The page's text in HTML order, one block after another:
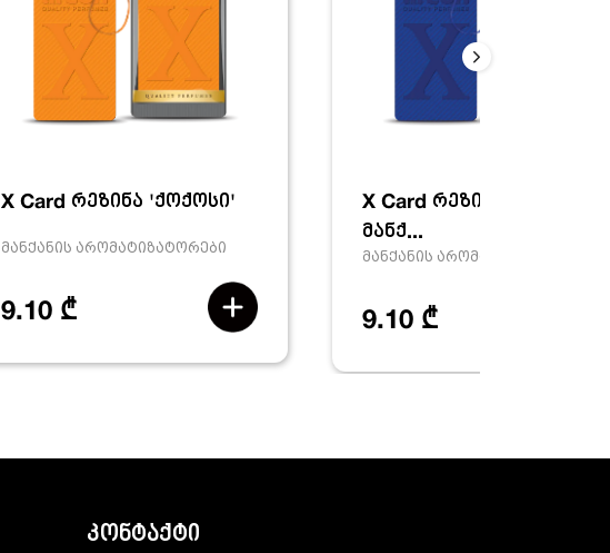
X Card რეზინა 'ქოქოსი'
მანქანის არომატიზატორები
9.10 ₾
X Card რეზინა 'ახალი
მანქ...
მანქანის არომატიზატორები
9.10 ₾
კონტაქტი